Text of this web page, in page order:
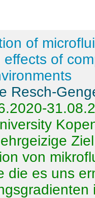
of
of
Resch-
von
die es uns